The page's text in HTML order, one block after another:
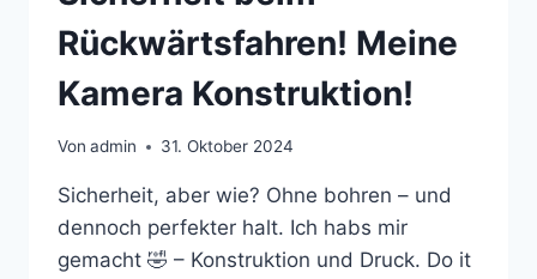
Rückwärtsfahren! Meine
Kamera Konstruktion!
Von admin 31. Oktober 2024
Sicherheit, aber wie? Ohne bohren – und
dennoch perfekter halt. Ich habs mir
gemacht 🤣 – Konstruktion und Druck. Do it